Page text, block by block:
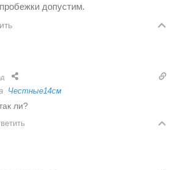
допустим.
Честные14см
ли?